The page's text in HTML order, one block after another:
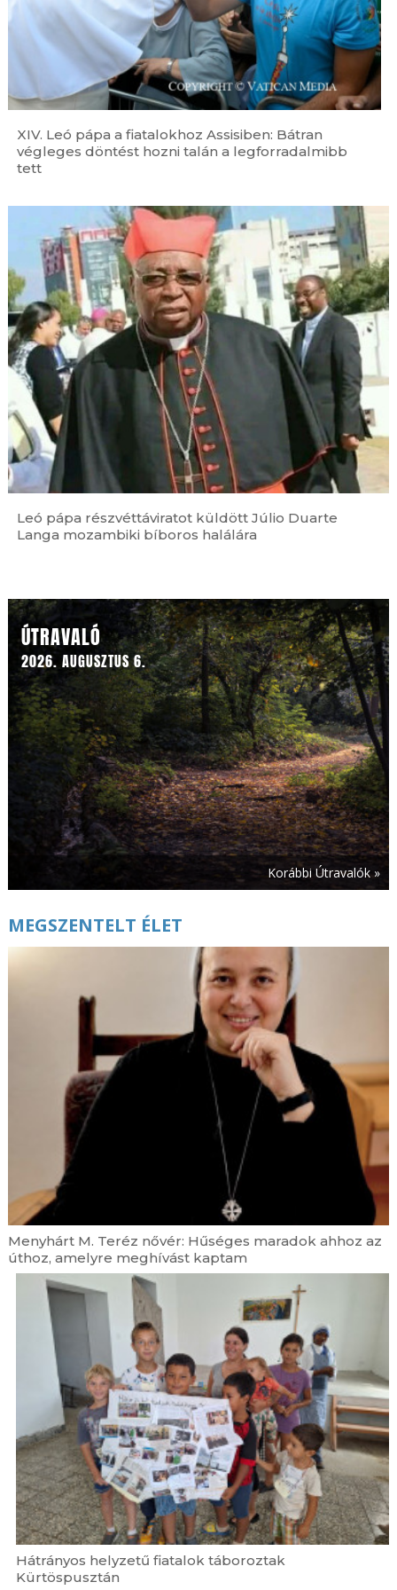
XIV. Leó pápa a fiatalokhoz Assisiben: Bátran
végleges döntést hozni talán a legforradalmibb
tett
Leó pápa részvéttáviratot küldött Júlio Duarte
Langa mozambiki bíboros halálára
ÚTRAVALÓ
2026. AUGUSZTUS 6.
Korábbi Útravalók »
MEGSZENTELT ÉLET
Menyhárt M. Teréz nővér: Hűséges maradok ahhoz az
úthoz, amelyre meghívást kaptam
Hátrányos helyzetű fiatalok táboroztak
Kürtöspusztán